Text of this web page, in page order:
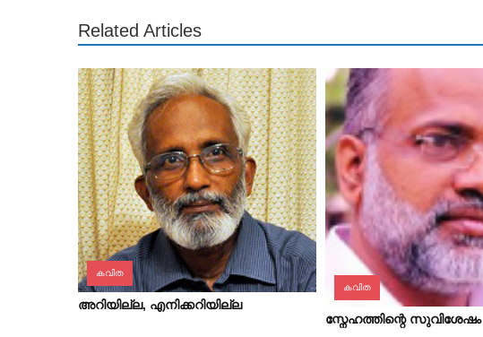
Related Articles
കവിത
അറിയില്ല, എനിക്കറിയില്ല
കവിത
സ്നേഹത്തിന്റെ സുവിശേഷം